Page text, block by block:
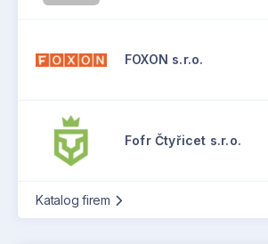
FOXON s.r.o.
Fofr Čtyřicet s.r.o.
Katalog firem